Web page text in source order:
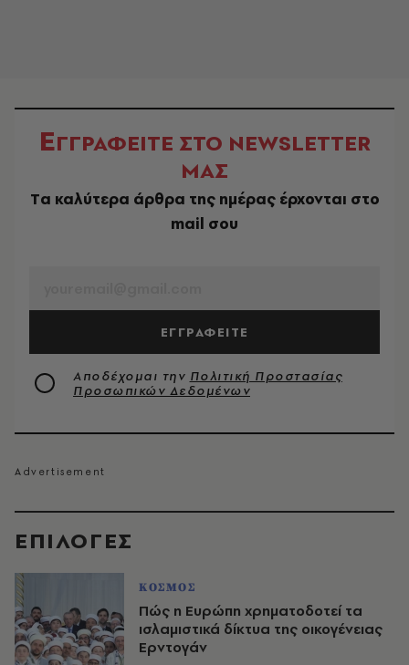
EΠΙΛΟΓΈΣ
ΚΟΣΜΟΣ
Πώς η Ευρώπη χρηματοδοτεί τα
ισλαμιστικά δίκτυα της οικογένειας
Ερντογάν
ΕΓΓΡΑΦΕΙΤΕ ΣΤΟ NEWSLETTER
ΜΑΣ
Tα καλύτερα άρθρα της ημέρας έρχονται στο
mail σου
ΕΓΓΡΑΦΕΙΤΕ
Αποδέχομαι την Πολιτική Προστασίας
Προσωπικών Δεδομένων